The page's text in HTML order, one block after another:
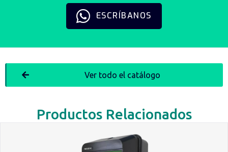
ESCRÍBANOS
Productos Relacionados
Ver todo el catálogo